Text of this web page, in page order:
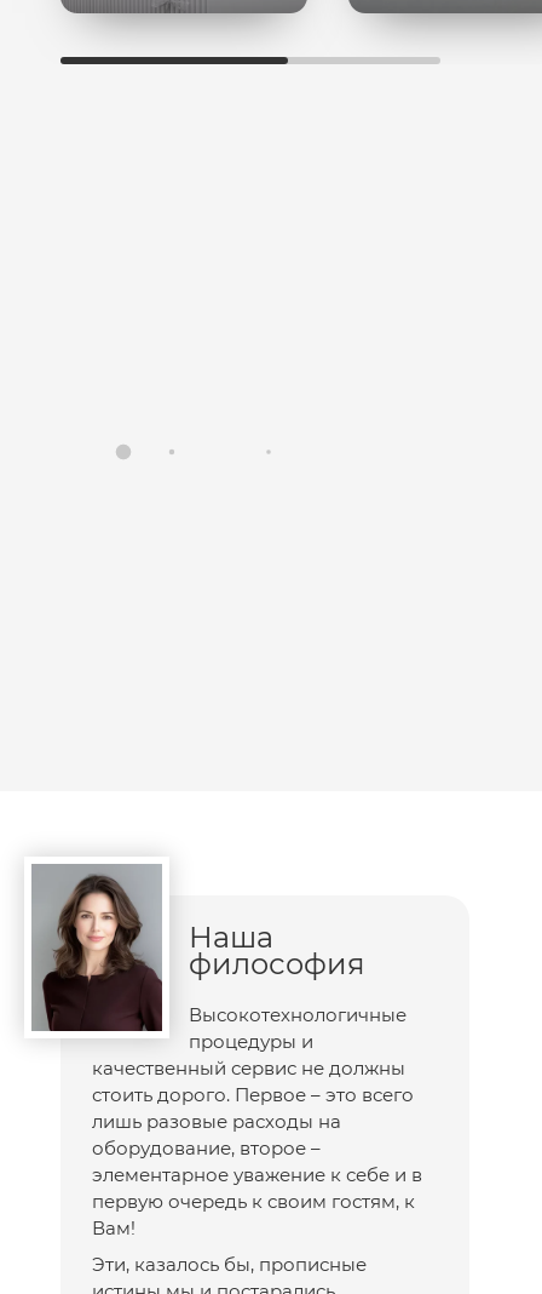
Маликовая (яблочная)кислота (Malic Acid) помимо
усиливает клеточный метаболизм.
Наша
философия
Высокотехнологичные
процедуры и
качественный сервис не должны
стоить дорого. Первое – это всего
лишь разовые расходы на
оборудование, второе –
элементарное уважение к себе и в
первую очередь к своим гостям, к
Вам!
Эти, казалось бы, прописные